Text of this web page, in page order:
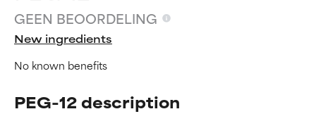
GEEN BEOORDELING
New ingredients
No known benefits
PEG-12 description